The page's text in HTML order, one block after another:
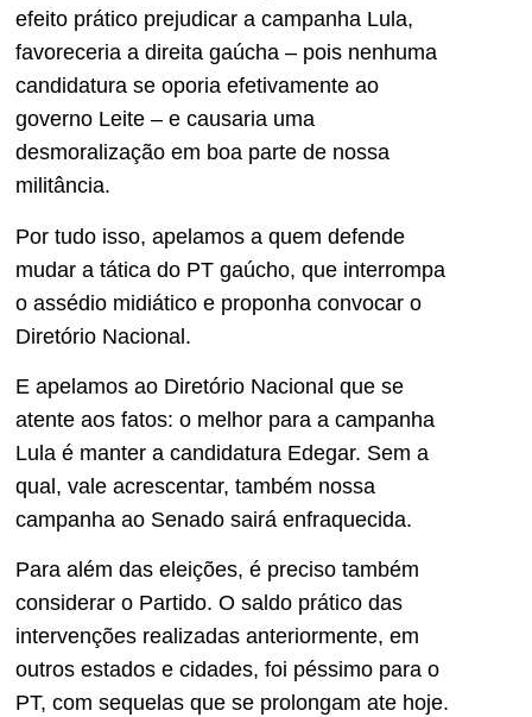
efeito prático prejudicar a campanha Lula,
favoreceria a direita gaúcha – pois nenhuma
candidatura se oporia efetivamente ao
governo Leite – e causaria uma
desmoralização em boa parte de nossa
militância.
Por tudo isso, apelamos a quem defende
mudar a tática do PT gaúcho, que interrompa
o assédio midiático e proponha convocar o
Diretório Nacional.
E apelamos ao Diretório Nacional que se
atente aos fatos: o melhor para a campanha
Lula é manter a candidatura Edegar. Sem a
qual, vale acrescentar, também nossa
campanha ao Senado sairá enfraquecida.
Para além das eleições, é preciso também
considerar o Partido. O saldo prático das
intervenções realizadas anteriormente, em
outros estados e cidades, foi péssimo para o
PT, com sequelas que se prolongam ate hoje.